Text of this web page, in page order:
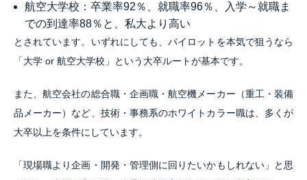
航空大学校：卒業率92％、就職率96％、入学～就職ま
での到達率88％と、私大より高い
とされています。いずれにしても、パイロットを本気で狙うなら
「大学 or 航空大学校」という大卒ルートが基本です。
また、航空会社の総合職・企画職・航空機メーカー（重工・装備
品メーカー）など、技術・事務系のホワイトカラー職は、多くが
大卒以上を条件にしています。
「現場職より企画・開発・管理側に回りたいかもしれない」と思